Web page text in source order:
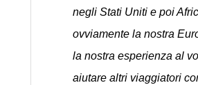
negli Stati Uniti e poi
ovviamente la nostra
la nostra esperienza al
aiutare altri viaggiatori